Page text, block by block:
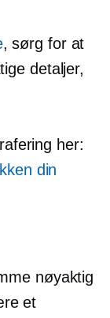
, sørg for at
detaljer,
her:
din
nøyaktig
et